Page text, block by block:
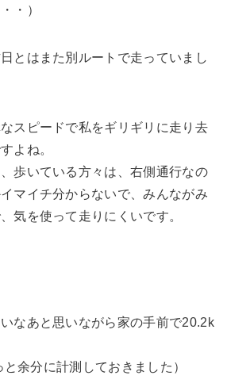
・）
とはまた別ルートで走っていまし
スピードで私をギリギリに走り去
よね。
歩いている方々は、右側通行なの
マイチ分からないで、みんながみ
気を使って走りにくいです。
なあと思いながら家の手前で20.2k
と余分に計測しておきました）